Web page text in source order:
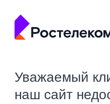
Уважаемый
наш сайт